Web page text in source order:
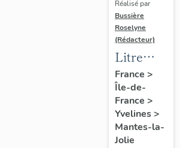
Réalisé par
Bussière
Roselyne
(Rédacteur)
Litre
funéraire
du
prince
de Conti
France >
Île-de-
France >
Yvelines>
Mantes-la-
Jolie